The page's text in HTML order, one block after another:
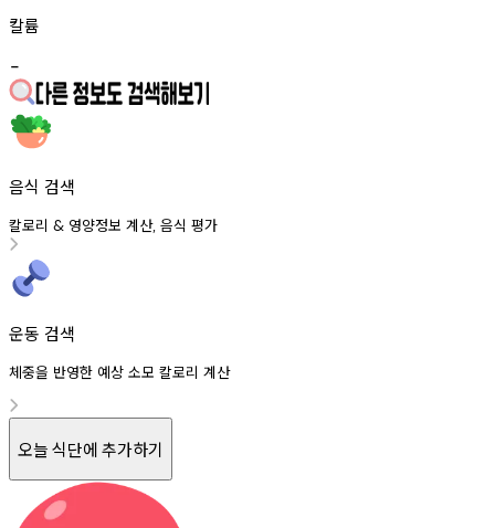
칼륨
-
음식 검색
칼로리 & 영양정보 계산, 음식 평가
운동 검색
체중을 반영한 예상 소모 칼로리 계산
오늘 식단에 추가하기